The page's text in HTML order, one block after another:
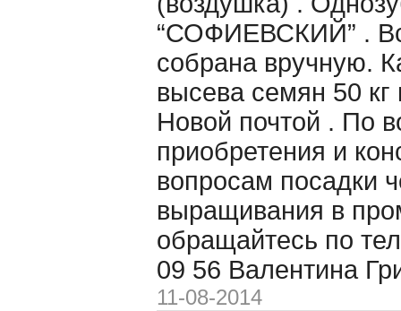
“СОФИЕВСКИЙ” .
собрана вручную.
высева семян 50 кг
Новой почтой . По
приобретения и
вопросам посадки
выращивания в
обращайтесь по
09 56 Валентина
11-08-2014